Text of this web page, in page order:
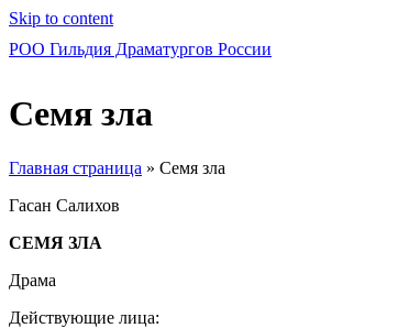
Skip to content
РОО Гильдия Драматургов России
Семя зла
Главная страница » Семя зла
Гасан Салихов
СЕМЯ ЗЛА
Драма
Действующие лица: